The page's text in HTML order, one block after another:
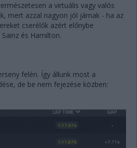
a virtuális vagy valós
mert azzal nagyon jól járnak - ha az
cserélők azért előnybe
és Hamilton.
felén. Így állunk most a
de be nem fejezése közben: